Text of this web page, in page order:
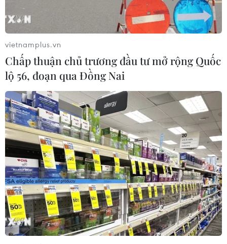
về nguyên nhân vụ tai nạn giao thông đường
sắt giữa tàu khách SE19 và xe ôtô tải tại khu
gian Văn Điển- Thường Tín (Hà Nội) xảy ra tối
7/6.
Theo Công an thành phố, vụ tai nạn không gây
thiệt hại về người nhưng làm hư hỏng một số
thiết bị đường sắt và phương tiện liên quan.
Nguyên nhân ban đầu được xác định do lái xe
tải điều khiển phương tiện không chấp hành tín
hiệu đường sắt, điều khiển xe vượt qua rào
chắn đường ngang khi cần chắn đang dịch
chuyển để ngăn phương tiện phục vụ tàu chạy
qua.
Cụ thể, khoảng 20 giờ ngày 7/6, tại Km14+700
khu gian Văn Điển-Thường Tín (xã Thường Tín,
thành phố Hà Nội) xảy ra vụ tai nạn giao thông
vietnamplus.vn
Chấp thuận chủ trương đầu tư mở rộng Quốc
lộ 56, đoạn qua Đồng Nai